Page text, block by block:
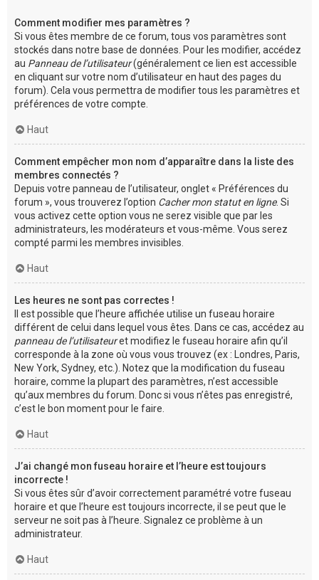
Comment modifier mes paramètres ?
Si vous êtes membre de ce forum, tous vos paramètres sont
stockés dans notre base de données. Pour les modifier, accédez
au Panneau de l’utilisateur(généralement ce lien est accessible
en cliquant sur votre nom d’utilisateur en haut des pages du
forum). Cela vous permettra de modifier tous les paramètres et
préférences de votre compte.
Haut
Comment empêcher mon nom d’apparaître dans la liste des
membres connectés ?
Depuis votre panneau de l’utilisateur, onglet « Préférences du
forum », vous trouverez l’option Cacher mon statut en ligne. Si
vous activez cette option vous ne serez visible que par les
administrateurs, les modérateurs et vous-même. Vous serez
compté parmi les membres invisibles.
Haut
Les heures ne sont pas correctes !
Il est possible que l’heure affichée utilise un fuseau horaire
différent de celui dans lequel vous êtes. Dans ce cas, accédez au
panneau de l’utilisateuret modifiez le fuseau horaire afin qu’il
corresponde à la zone où vous vous trouvez (ex : Londres, Paris,
New York, Sydney, etc.). Notez que la modification du fuseau
horaire, comme la plupart des paramètres, n’est accessible
qu’aux membres du forum. Donc si vous n’êtes pas enregistré,
c’est le bon moment pour le faire.
Haut
J’ai changé mon fuseau horaire et l’heure est toujours
incorrecte !
Si vous êtes sûr d’avoir correctement paramétré votre fuseau
horaire et que l’heure est toujours incorrecte, il se peut que le
serveur ne soit pas à l’heure. Signalez ce problème à un
administrateur.
Haut